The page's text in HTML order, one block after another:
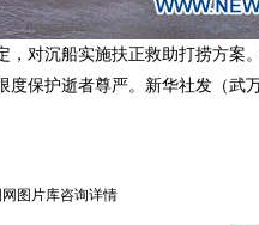
，对沉船实施扶正救助打捞方案
保护逝者尊严。新华社发（武万
网图片库咨询详情